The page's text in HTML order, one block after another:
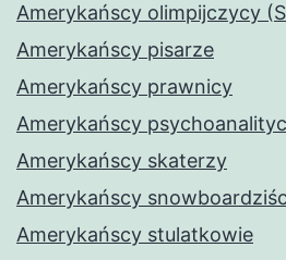
Amerykańscy olimpijczycy
Amerykańscy pisarze
Amerykańscy prawnicy
Amerykańscy
Amerykańscy skaterzy
Amerykańscy
Amerykańscy stulatkowie